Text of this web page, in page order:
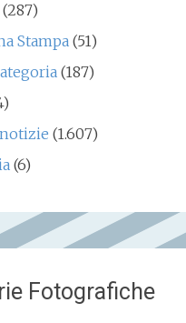
Stampa(51)
(187)
(1.607)
(6)
Fotografiche